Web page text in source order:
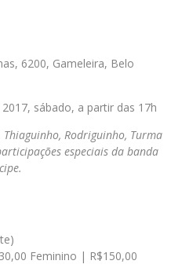
6200, Gameleira, Belo
sábado, a partir das 17h
Rodriguinho, Turma
especiais da banda
Feminino | R$150,00